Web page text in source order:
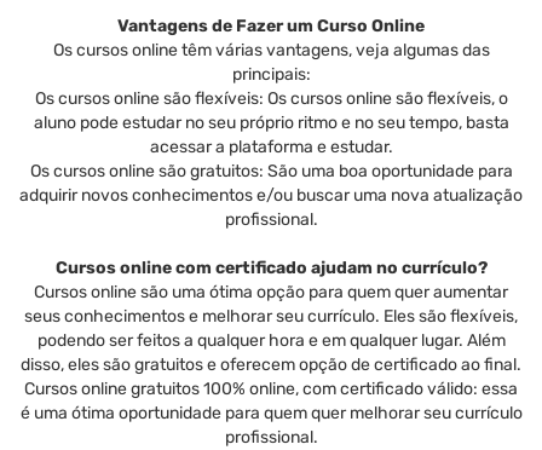
Vantagens de Fazer um Curso Online
Os cursos online têm várias vantagens, veja algumas das
principais:
Os cursos online são flexíveis: Os cursos online são flexíveis, o
aluno pode estudar no seu próprio ritmo e no seu tempo, basta
acessar a plataforma e estudar.
Os cursos online são gratuitos: São uma boa oportunidade para
adquirir novos conhecimentos e/ou buscar uma nova atualização
profissional.
Cursos online com certificado ajudam no currículo?
Cursos online são uma ótima opção para quem quer aumentar
seus conhecimentos e melhorar seu currículo. Eles são flexíveis,
podendo ser feitos a qualquer hora e em qualquer lugar. Além
disso, eles são gratuitos e oferecem opção de certificado ao final.
Cursos online gratuitos 100% online, com certificado válido: essa
é uma ótima oportunidade para quem quer melhorar seu currículo
profissional.